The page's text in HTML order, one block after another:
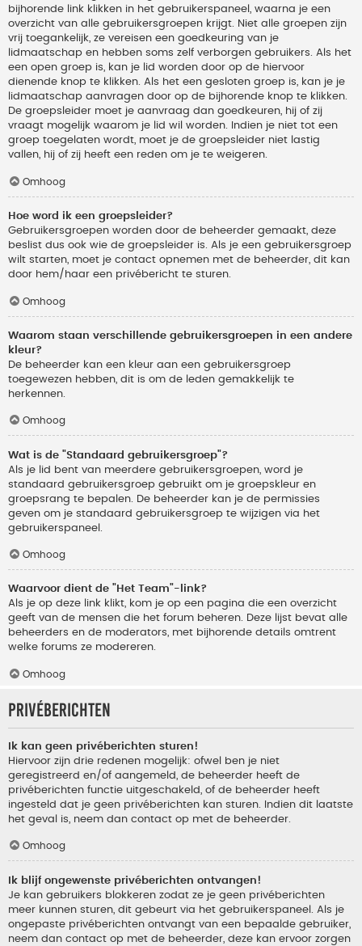
bijhorende link klikken in het gebruikerspaneel, waarna je een
overzicht van alle gebruikersgroepen krijgt. Niet alle groepen zijn
vrij toegankelijk, ze vereisen een goedkeuring van je
lidmaatschap en hebben soms zelf verborgen gebruikers. Als het
een open groep is, kan je lid worden door op de hiervoor
dienende knop te klikken. Als het een gesloten groep is, kan je je
lidmaatschap aanvragen door op de bijhorende knop te klikken.
De groepsleider moet je aanvraag dan goedkeuren, hij of zij
vraagt mogelijk waarom je lid wil worden. Indien je niet tot een
groep toegelaten wordt, moet je de groepsleider niet lastig
vallen, hij of zij heeft een reden om je te weigeren.
Omhoog
Hoe word ik een groepsleider?
Gebruikersgroepen worden door de beheerder gemaakt, deze
beslist dus ook wie de groepsleider is. Als je een gebruikersgroep
wilt starten, moet je contact opnemen met de beheerder, dit kan
door hem/haar een privébericht te sturen.
Omhoog
Waarom staan verschillende gebruikersgroepen in een andere
kleur?
De beheerder kan een kleur aan een gebruikersgroep
toegewezen hebben, dit is om de leden gemakkelijk te
herkennen.
Omhoog
Wat is de "Standaard gebruikersgroep"?
Als je lid bent van meerdere gebruikersgroepen, word je
standaard gebruikersgroep gebruikt om je groepskleur en
groepsrang te bepalen. De beheerder kan je de permissies
geven om je standaard gebruikersgroep te wijzigen via het
gebruikerspaneel.
Omhoog
Waarvoor dient de "Het Team"-link?
Als je op deze link klikt, kom je op een pagina die een overzicht
geeft van de mensen die het forum beheren. Deze lijst bevat alle
beheerders en de moderators, met bijhorende details omtrent
welke forums ze modereren.
Omhoog
Privéberichten
Ik kan geen privéberichten sturen!
Hiervoor zijn drie redenen mogelijk: ofwel ben je niet
geregistreerd en/of aangemeld, de beheerder heeft de
privéberichten functie uitgeschakeld, of de beheerder heeft
ingesteld dat je geen privéberichten kan sturen. Indien dit laatste
het geval is, neem dan contact op met de beheerder.
Omhoog
Ik blijf ongewenste privéberichten ontvangen!
Je kan gebruikers blokkeren zodat ze je geen privéberichten
meer kunnen sturen, dit gebeurt via het gebruikerspaneel. Als je
ongepaste privéberichten ontvangt van een bepaalde gebruiker,
neem dan contact op met de beheerder, deze kan ervoor zorgen